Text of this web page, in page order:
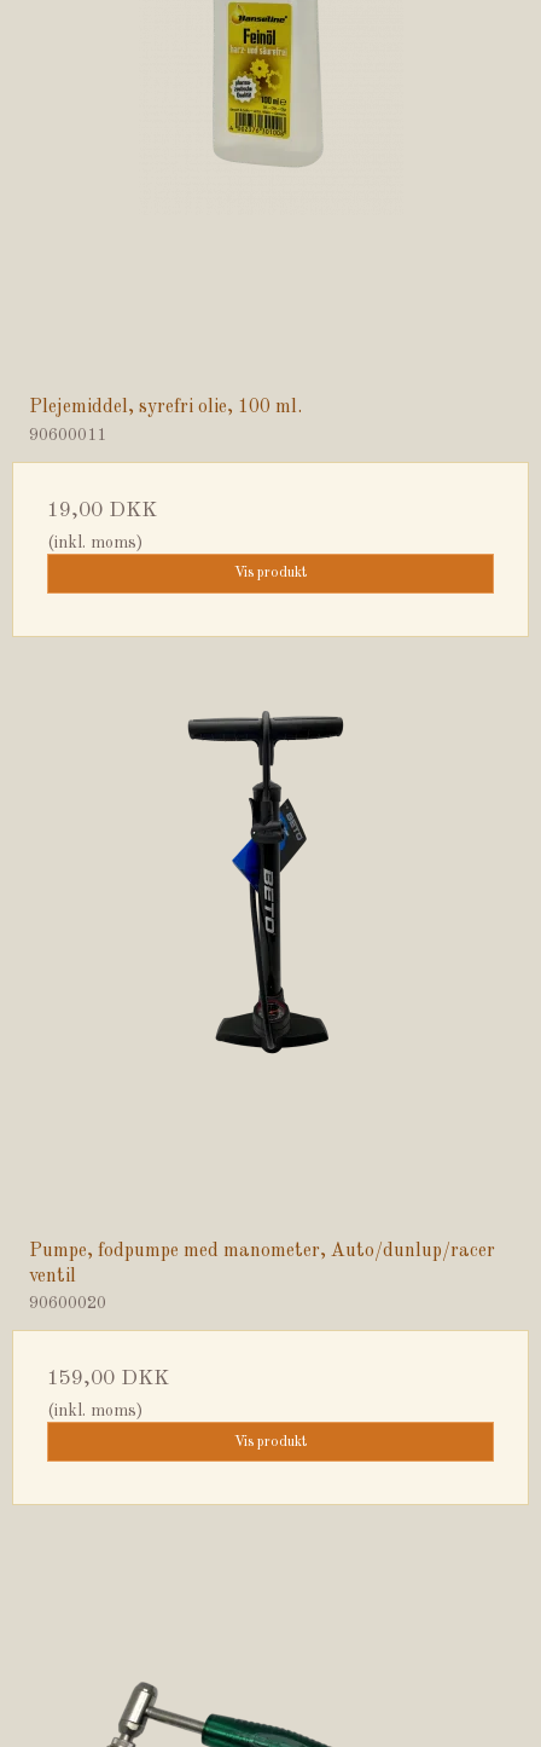
Plejemiddel, syrefri olie, 100 ml.
90600011
19,00 DKK
(inkl. moms)
Vis produkt
Pumpe, fodpumpe med manometer, Auto/dunlup/racer
ventil
90600020
159,00 DKK
(inkl. moms)
Vis produkt